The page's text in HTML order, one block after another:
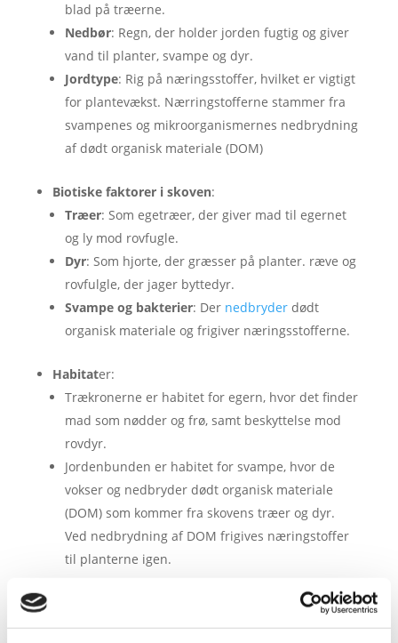
blad på træerne.
Nedbør: Regn, der holder jorden fugtig og giver
vand til planter, svampe og dyr.
Jordtype: Rig på næringsstoffer, hvilket er vigtigt
for plantevækst. Nærringstofferne stammer fra
svampenes og mikroorganismernes nedbrydning
af dødt organisk materiale (DOM)
Biotiske faktorer i skoven:
Træer: Som egetræer, der giver mad til egernet
og ly mod rovfugle.
Dyr: Som hjorte, der græsser på planter. ræve og
rovfulgle, der jager byttedyr.
Svampe og bakterier: Der nedbryder dødt
organisk materiale og frigiver næringsstofferne.
Habitater:
Trækronerne er habitet for egern, hvor det finder
mad som nødder og frø, samt beskyttelse mod
rovdyr.
Jordenbunden er habitet for svampe, hvor de
vokser og nedbryder dødt organisk materiale
(DOM) som kommer fra skovens træer og dyr.
Ved nedbrydning af DOM frigives næringstoffer
til planterne igen.